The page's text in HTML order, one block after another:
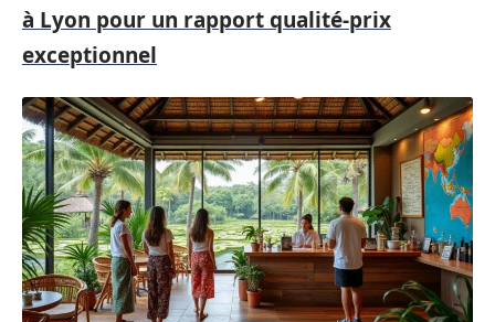
à Lyon pour un rapport qualité-prix
exceptionnel